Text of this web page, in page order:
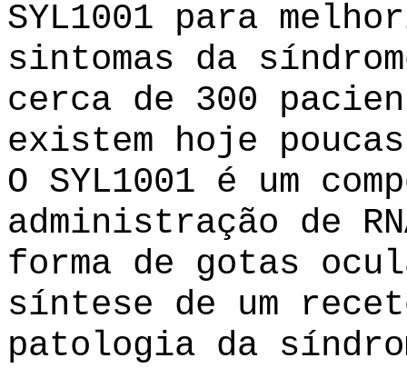
SYL1001 para
sintomas da
cerca de 300
existem hoje
O SYL1001 é um
administração de
forma de gotas
síntese de um
patologia da